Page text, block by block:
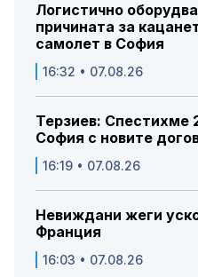
Логистично
причината за
самолет в София
16:32 • 07.08.26
Терзиев: Спестихме
София с новите
16:19 • 07.08.26
Невиждани жеги
Франция
16:03 • 07.08.26